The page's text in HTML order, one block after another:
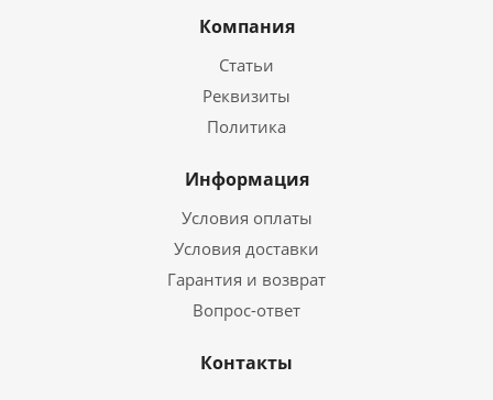
Компания
Статьи
Реквизиты
Политика
Информация
Условия оплаты
Условия доставки
Гарантия и возврат
Вопрос-ответ
Контакты